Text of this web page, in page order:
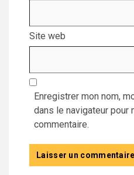
Site web
Enregistrer mon nom,
dans le navigateur pour
commentaire.